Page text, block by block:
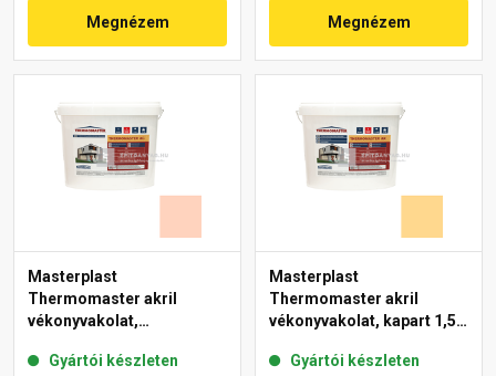
Megnézem Megnézem
Masterplast
Thermomaster akril
vékonyvakolat,
15-E 25 kg
Gyártói készleten
Masterplast
Thermomaster akril
vékonyvakolat, kapart 1,5
Gyártói készleten